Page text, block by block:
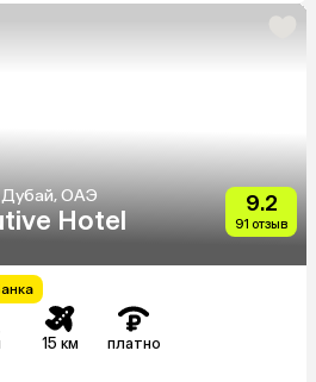
ОАЭ
Hotel
9.2
91 отзыв
15 км платно